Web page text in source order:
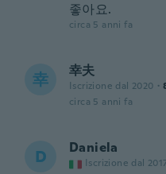
좋아요.
circa 5 anni fa
幸 幸夫
Iscrizione dal 2020 ·
circa 5 anni fa
D Daniela
Iscrizione dal